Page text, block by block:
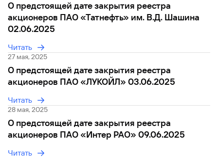
О предстоящей дате закрытия реестра
акционеров ПАО «Татнефть» им. В.Д. Шашина
02.06.2025
Читать
27 мая, 2025
О предстоящей дате закрытия реестра
акционеров ПАО «ЛУКОЙЛ» 03.06.2025
Читать
28 мая, 2025
О предстоящей дате закрытия реестра
акционеров ПАО «Интер РАО» 09.06.2025
Читать